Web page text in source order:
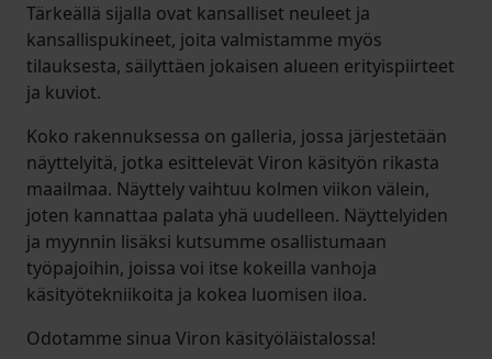
Tärkeällä sijalla ovat kansalliset neuleet ja
kansallispukineet, joita valmistamme myös
tilauksesta, säilyttäen jokaisen alueen erityispiirteet
ja kuviot.
Koko rakennuksessa on galleria, jossa järjestetään
näyttelyitä, jotka esittelevät Viron käsityön rikasta
maailmaa. Näyttely vaihtuu kolmen viikon välein,
joten kannattaa palata yhä uudelleen. Näyttelyiden
ja myynnin lisäksi kutsumme osallistumaan
työpajoihin, joissa voi itse kokeilla vanhoja
käsityötekniikoita ja kokea luomisen iloa.
Odotamme sinua Viron käsityöläistalossa!